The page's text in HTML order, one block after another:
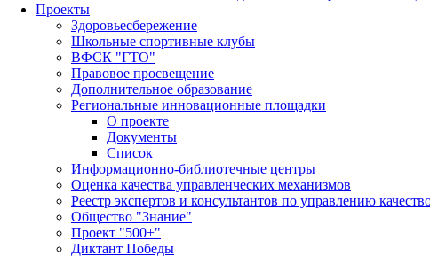
Проекты
Здоровьесбережение
Школьные спортивные клубы
ВФСК "ГТО"
Правовое просвещение
Дополнительное образование
Региональные инновационные площадки
О проекте
Документы
Список
Информационно-библиотечные центры
Оценка качества управленческих механизмов
Реестр экспертов и консультантов по управлению
Общество "Знание"
Проект "500+"
Диктант Победы